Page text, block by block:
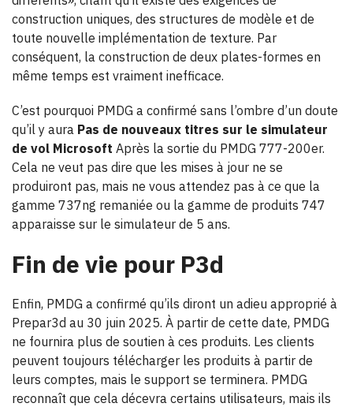
construction uniques, des structures de modèle et de
toute nouvelle implémentation de texture. Par
conséquent, la construction de deux plates-formes en
même temps est vraiment inefficace.
C’est pourquoi PMDG a confirmé sans l’ombre d’un doute
qu’il y aura Pas de nouveaux titres sur le simulateur
de vol Microsoft Après la sortie du PMDG 777-200er.
Cela ne veut pas dire que les mises à jour ne se
produiront pas, mais ne vous attendez pas à ce que la
gamme 737ng remaniée ou la gamme de produits 747
apparaisse sur le simulateur de 5 ans.
Fin de vie pour P3d
Enfin, PMDG a confirmé qu’ils diront un adieu approprié à
Prepar3d au 30 juin 2025. À partir de cette date, PMDG
ne fournira plus de soutien à ces produits. Les clients
peuvent toujours télécharger les produits à partir de
leurs comptes, mais le support se terminera. PMDG
reconnaît que cela décevra certains utilisateurs, mais ils